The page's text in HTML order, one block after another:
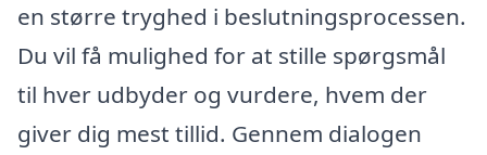
en større tryghed i beslutningsprocessen.
Du vil få mulighed for at stille spørgsmål
til hver udbyder og vurdere, hvem der
giver dig mest tillid. Gennem dialogen